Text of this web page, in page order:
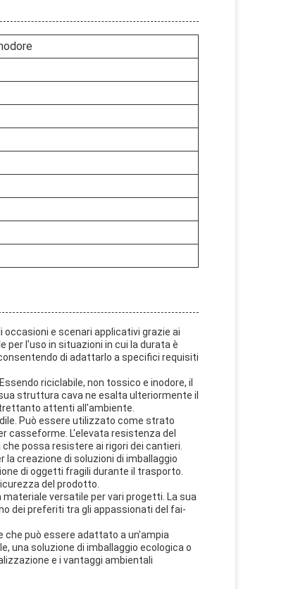
occasioni e scenari applicativi grazie ai
l'uso in situazioni in cui la durata è
di adattarlo a specifici requisiti
riciclabile, non tossico e inodore, il
struttura cava ne esalta ulteriormente il
attenti all'ambiente.
Può essere utilizzato come strato
casseforme. L'elevata resistenza del
possa resistere ai rigori dei cantieri.
la creazione di soluzioni di imballaggio
di oggetti fragili durante il trasporto.
del prodotto.
versatile per vari progetti. La sua
dei preferiti tra gli appassionati del fai-
che può essere adattato a un'ampia
una soluzione di imballaggio ecologica o
e i vantaggi ambientali